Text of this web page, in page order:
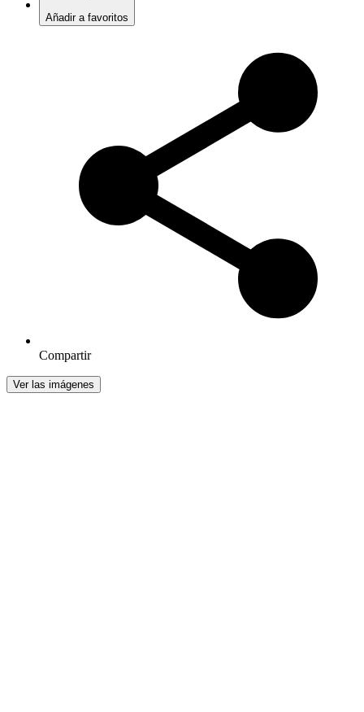
Añadir a favoritos
Compartir
Ver las imágenes